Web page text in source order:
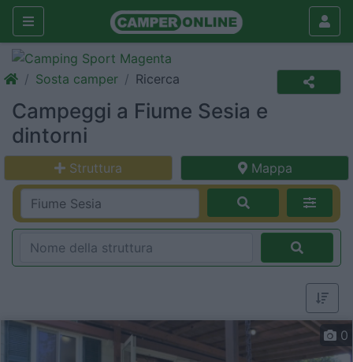
Sosta camper Ricerca
Campeggi a Fiume Sesia e
dintorni
Struttura Mappa
0